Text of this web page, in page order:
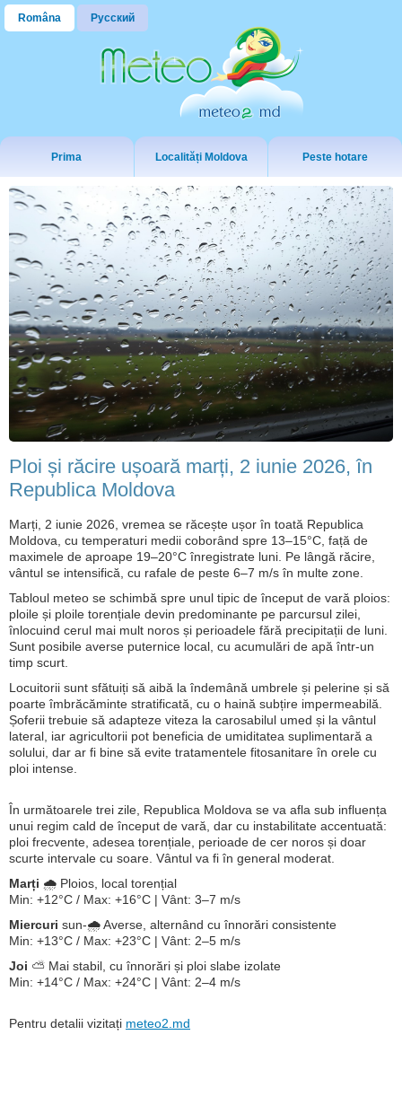
Româna Русский
Prima Localități Moldova Peste hotare
Ploi și răcire ușoară marți, 2 iunie 2026, în
Republica Moldova
Marți, 2 iunie 2026, vremea se răcește ușor în toată Republica
Moldova, cu temperaturi medii coborând spre 13–15°C, față de
maximele de aproape 19–20°C înregistrate luni. Pe lângă răcire,
vântul se intensifică, cu rafale de peste 6–7 m/s în multe zone.
Tabloul meteo se schimbă spre unul tipic de început de vară ploios:
ploile și ploile torențiale devin predominante pe parcursul zilei,
înlocuind cerul mai mult noros și perioadele fără precipitații de luni.
Sunt posibile averse puternice local, cu acumulări de apă într-un
timp scurt.
Locuitorii sunt sfătuiți să aibă la îndemână umbrele și pelerine și să
poarte îmbrăcăminte stratificată, cu o haină subțire impermeabilă.
Șoferii trebuie să adapteze viteza la carosabilul umed și la vântul
lateral, iar agricultorii pot beneficia de umiditatea suplimentară a
solului, dar ar fi bine să evite tratamentele fitosanitare în orele cu
ploi intense.
În următoarele trei zile, Republica Moldova se va afla sub influența
unui regim cald de început de vară, dar cu instabilitate accentuată:
ploi frecvente, adesea torențiale, perioade de cer noros și doar
scurte intervale cu soare. Vântul va fi în general moderat.
Marți 🌧️ Ploios, local torențial
Min: +12°C / Max: +16°C | Vânt: 3–7 m/s
Miercuri sun-🌧️ Averse, alternând cu înnorări consistente
Min: +13°C / Max: +23°C | Vânt: 2–5 m/s
Joi ⛅ Mai stabil, cu înnorări și ploi slabe izolate
Min: +14°C / Max: +24°C | Vânt: 2–4 m/s
Pentru detalii vizitați meteo2.md